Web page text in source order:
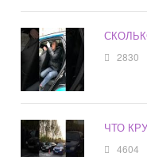
2830
ЧТО
4604